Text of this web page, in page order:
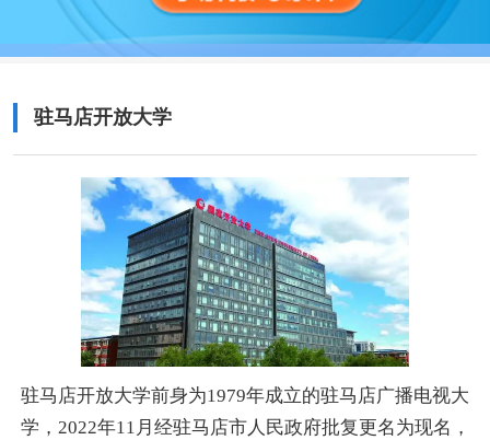
驻马店开放大学
驻马店开放大学前身为1979年成立的驻马店广播电视大
学，2022年11月经驻马店市人民政府批复更名为现名，